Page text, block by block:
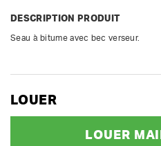
DESCRIPTION PRODUIT
Seau à bitume avec bec verseur.
LOUER
LOUER